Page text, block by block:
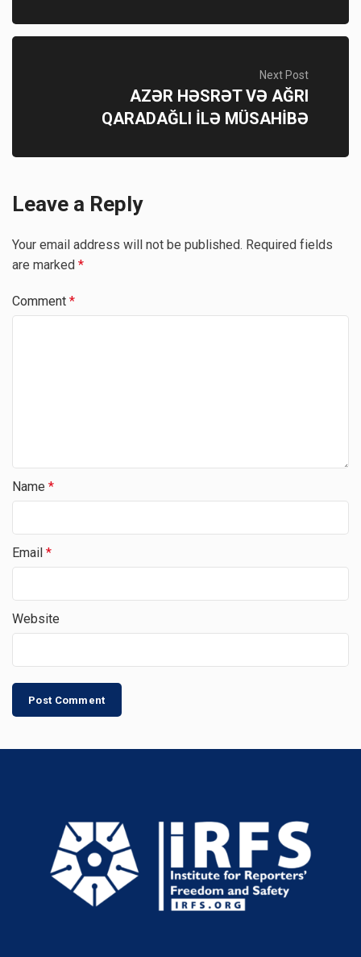
Next Post
AZƏR HƏSRƏT VƏ AĞRI
QARADAĞLI İLƏ MÜSAHİBƏ
Leave a Reply
Your email address will not be published. Required fields
are marked *
Comment *
Name *
Email *
Website